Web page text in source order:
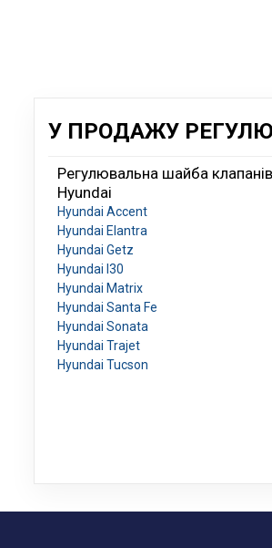
У ПРОДАЖУ
Регулювальна шайба клапанів
Hyundai
Hyundai Accent
Hyundai Elantra
Hyundai Getz
Hyundai I30
Hyundai Matrix
Hyundai Santa Fe
Hyundai Sonata
Hyundai Trajet
Hyundai Tucson